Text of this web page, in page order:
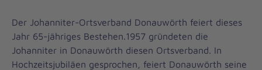
Der Johanniter-Ortsverband Donauwörth feiert dieses
Jahr 65-jähriges Bestehen.1957 gründeten die
Johanniter in Donauwörth diesen Ortsverband. In
Hochzeitsjubiläen gesprochen, feiert Donauwörth seine